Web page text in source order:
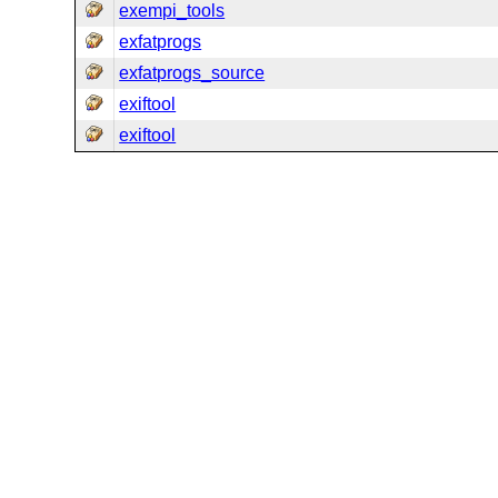
exempi_tools
exfatprogs
exfatprogs_source
exiftool
exiftool